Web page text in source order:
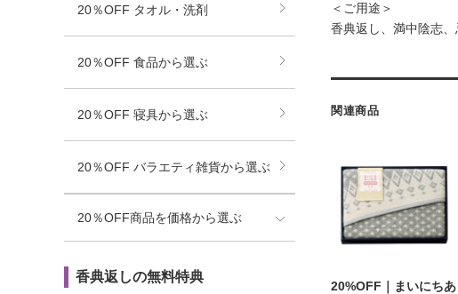
＜ご用途＞
香典返し、満中陰志
関連商品
20%OFF｜まいにちあ
20％OFF タオル・洗剤
20％OFF 食品から選ぶ
20％OFF 寝具から選ぶ
20％OFF バラエティ雑貨から選ぶ
20％OFF商品を価格から選ぶ
香典返しの無料特典